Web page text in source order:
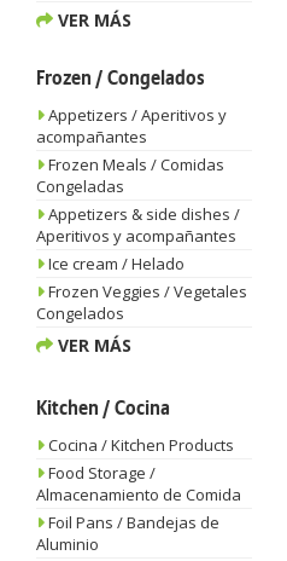
VER MÁS
Frozen / Congelados
Appetizers / Aperitivos y
acompañantes
Frozen Meals / Comidas
Congeladas
Appetizers & side dishes /
Aperitivos y acompañantes
Ice cream / Helado
Frozen Veggies / Vegetales
Congelados
VER MÁS
Kitchen / Cocina
Cocina / Kitchen Products
Food Storage /
Almacenamiento de Comida
Foil Pans / Bandejas de
Aluminio